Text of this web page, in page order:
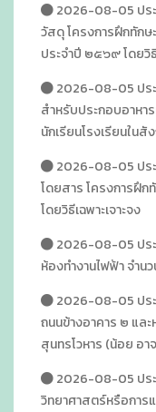
2026-08-05 ประ
วัสดุ โครงการฝึกทักษ
ประจำปี ๒๕๖๙ โดยวิธี
2026-08-05 ประ
สำหรับประกอบอาหา
นักเรียนโรงเรียนในสั
2026-08-05 ประ
โดยสาร โครงการฝึก
โดยวิธีเฉพาะเจาะจง
2026-08-05 ประ
ห้องทำงานไฟฟ้า จำน
2026-08-05 ประ
ถนนข้างอาคาร ๒ และ
สุนทรโวหาร (น้อย อา
2026-08-05 ประ
วิทยาศาสตร์หรือการ